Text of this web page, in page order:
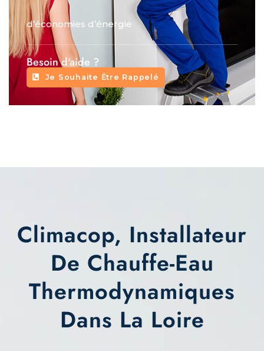
d’économies d’énergie
Besoin d'aide ?
Je Souhaite Être Rappelé
Climacop, Installateur
De Chauffe-Eau
Thermodynamiques
Dans La Loire